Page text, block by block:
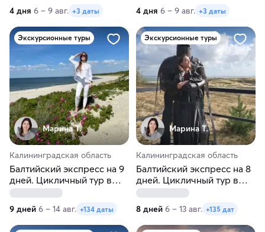
Хрустальный
4 дня 6 – 9 авг. +3 даты 4 дня 6 – 9 авг. +3 даты
Экскурсионные туры
Марина Т.
Калининградская область
Балтийский экспресс на 9
дней. Цикличный тур в
Калининград
9 дней 6 – 14 авг. +134 даты
Экскурсионные туры
Марина Т.
Калининградская область
Балтийский экспресс на 8
дней. Цикличный тур в
Калининград
8 дней 6 – 13 авг. +135 дат